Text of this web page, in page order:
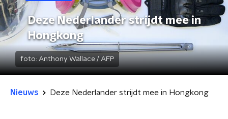
Deze Nederlander strijdt mee in
Hongkong
foto: Anthony Wallace / AFP
Nieuws Deze Nederlander strijdt mee in Hongkong